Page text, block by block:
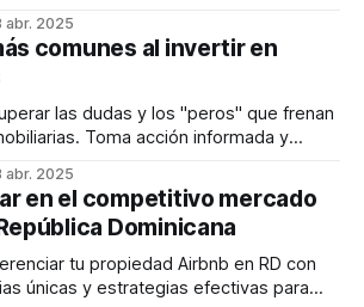
abr. 2025
comunes al invertir en
las dudas y los "peros" que frenan
Toma acción informada y
abr. 2025
en el competitivo mercado
Dominicana
tu propiedad Airbnb en RD con
únicas y estrategias efectivas para